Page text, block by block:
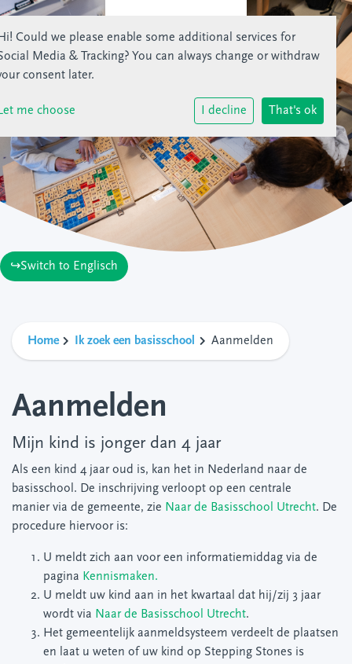
↪Switch to Englisch
Home Ik zoek een basisschool Aanmelden
Aanmelden
Mijn kind is jonger dan 4 jaar
Als een kind 4 jaar oud is, kan het in Nederland naar de
basisschool. De inschrijving verloopt op een centrale
manier via de gemeente, zie Naar de Basisschool Utrecht. De
procedure hiervoor is:
U meldt zich aan voor een informatiemiddag via de
pagina Kennismaken.
U meldt uw kind aan in het kwartaal dat hij/zij 3 jaar
wordt via Naar de Basisschool Utrecht.
Het gemeentelijk aanmeldsysteem verdeelt de plaatsen
en laat u weten of uw kind op Stepping Stones is
Could we please enable some additional services for
Media & Tracking? You can always change or withdraw
consent later.
me choose I decline That's ok